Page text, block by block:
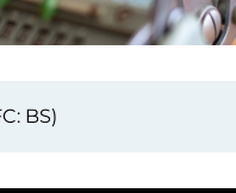
BS)